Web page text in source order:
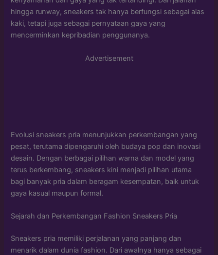
hingga runway, sneakers tak hanya berfungsi sebagai alas
kaki, tetapi juga sebagai pernyataan gaya yang
mencerminkan kepribadian penggunanya.
Advertisement
Evolusi sneakers pria menunjukkan perkembangan yang
pesat, terutama dipengaruhi oleh budaya pop dan inovasi
desain. Dengan berbagai pilihan warna dan model yang
terus berkembang, sneakers kini menjadi pilihan utama
bagi banyak pria dalam beragam kesempatan, baik untuk
gaya kasual maupun formal.
Sejarah dan Perkembangan Fashion Sneakers Pria
Sneakers pria memiliki perjalanan yang panjang dan
menarik dalam dunia fashion. Dari awalnya hanya sebagai